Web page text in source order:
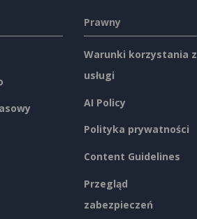
Prawny
Warunki korzystania z
usługi
AI Policy
Polityka prywatności
Content Guidelines
Przegląd
zabezpieczeń